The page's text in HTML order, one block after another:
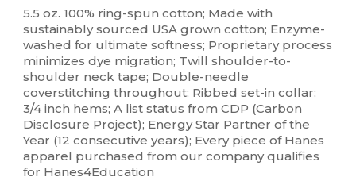
5.5 oz. 100% ring-spun cotton; Made with
sustainably sourced USA grown cotton; Enzyme-
washed for ultimate softness; Proprietary process
minimizes dye migration; Twill shoulder-to-
shoulder neck tape; Double-needle
coverstitching throughout; Ribbed set-in collar;
3/4 inch hems; A list status from CDP (Carbon
Disclosure Project); Energy Star Partner of the
Year (12 consecutive years); Every piece of Hanes
apparel purchased from our company qualifies
for Hanes4Education